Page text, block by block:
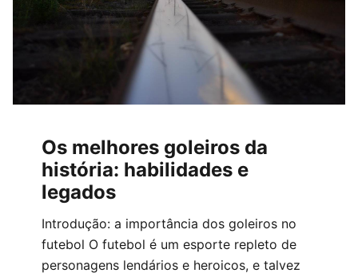
Os melhores goleiros da
história: habilidades e
legados
Introdução: a importância dos goleiros no
futebol O futebol é um esporte repleto de
personagens lendários e heroicos, e talvez